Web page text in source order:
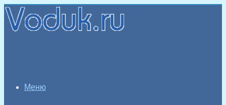
Меню